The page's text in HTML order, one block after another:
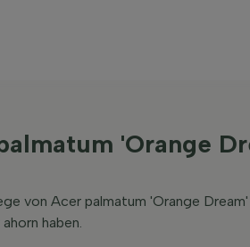
'Orange
von Acer palmatum 'Orange
haben.